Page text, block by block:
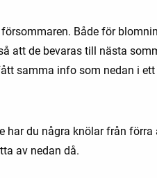
Både för
att de bevaras till nästa
samma info som nedan i ett
har du några knölar från förra
av nedan då.